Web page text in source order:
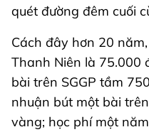
quét đường đêm cuối
Cách đây hơn 20
Thanh Niên là 75.000
bài trên SGGP tầm
nhuận bút một bài
vàng; học phí một